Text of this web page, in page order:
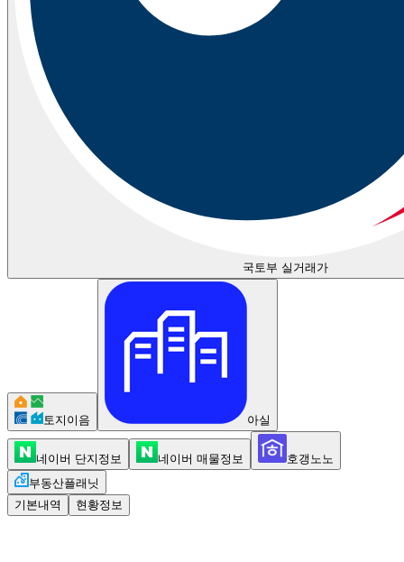
국토부 실거래가
토지이음 아실
네이버 단지정보 네이버 매물정보
호갱노노
부동산플래닛
기본내역
현황정보